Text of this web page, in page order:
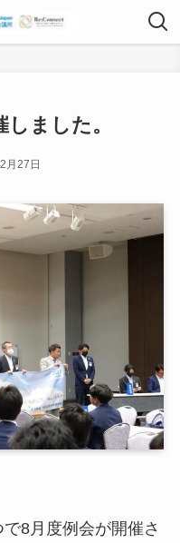
ました。
月27日
8月度例会が開催さ